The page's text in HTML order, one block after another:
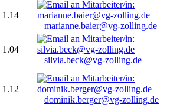
1.14
marianne.baier@vg-zolling.de
1.04
silvia.beck@vg-zolling.de
1.12
dominik.berger@vg-zolling.de